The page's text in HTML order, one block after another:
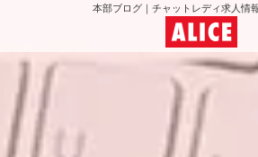
本部ブログ｜チャットレディ求人情